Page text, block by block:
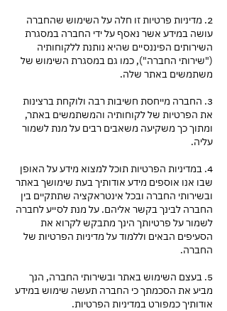
2. מדיניות פרטיות זו חלה על השימוש שהחברה
עושה במידע אשר נאסף על ידי החברה במסגרת
השירותים הפיננסיים שהיא נותנת ללקוחותיה
("שירותי החברה"), כמו גם במסגרת השימוש של
משתמשים באתר שלה.
3. החברה מייחסת חשיבות רבה ולוקחת ברצינות
את הפרטיות של לקוחותיה והמשתמשים באתר,
ומתוך כך משקיעה משאבים רבים על מנת לשמור
עליה.
4. במדיניות הפרטיות תוכל למצוא מידע על האופן
שבו אנו אוספים מידע אודותיך בעת שימושך באתר
ובשירותי החברה ובכל אינטראקציה שתתקיים בין
החברה לבינך בקשר אליהם. על מנת לסייע לחברה
לשמור על פרטיותך הינך מתבקש לקרוא את
הסעיפים הבאים וללמוד על מדיניות הפרטיות של
החברה.
5. בעצם השימוש באתר ובשירותי החברה, הנך
מביע את הסכמתך כי החברה תעשה שימוש במידע
אודותיך כמפורט במדיניות הפרטיות.